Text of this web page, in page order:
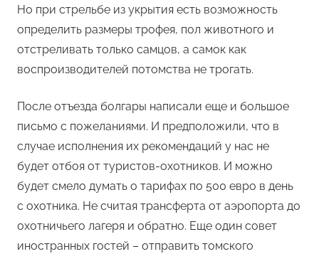
Но при стрельбе из укрытия есть возможность
определить размеры трофея, пол животного и
отстреливать только самцов, а самок как
воспроизводителей потомства не трогать.
После отъезда болгары написали еще и большое
письмо с пожеланиями. И предположили, что в
случае исполнения их рекомендаций у нас не
будет отбоя от туристов-охотников. И можно
будет смело думать о тарифах по 500 евро в день
с охотника. Не считая трансферта от аэропорта до
охотничьего лагеря и обратно. Еще один совет
иностранных гостей – отправить томского